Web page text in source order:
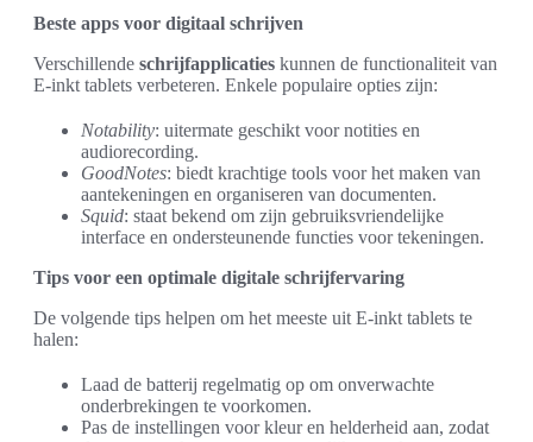
Beste apps voor digitaal schrijven
Verschillende schrijfapplicaties kunnen de functionaliteit van
E-inkt tablets verbeteren. Enkele populaire opties zijn:
Notability: uitermate geschikt voor notities en
audiorecording.
GoodNotes: biedt krachtige tools voor het maken van
aantekeningen en organiseren van documenten.
Squid: staat bekend om zijn gebruiksvriendelijke
interface en ondersteunende functies voor tekeningen.
Tips voor een optimale digitale schrijfervaring
De volgende tips helpen om het meeste uit E-inkt tablets te
halen:
Laad de batterij regelmatig op om onverwachte
onderbrekingen te voorkomen.
Pas de instellingen voor kleur en helderheid aan, zodat